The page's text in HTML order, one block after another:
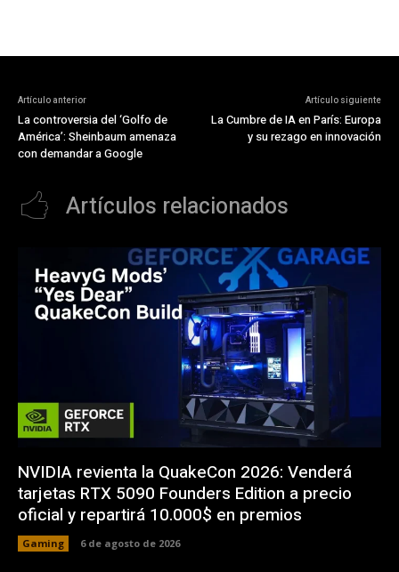
Artículo anterior
La controversia del ‘Golfo de
América’: Sheinbaum amenaza
con demandar a Google
Artículo siguiente
La Cumbre de IA en París: Europa
y su rezago en innovación
Artículos relacionados
NVIDIA revienta la QuakeCon 2026: Venderá
tarjetas RTX 5090 Founders Edition a precio
oficial y repartirá 10.000$ en premios
Gaming 6 de agosto de 2026